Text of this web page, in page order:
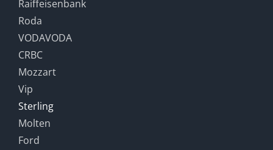
Raiffeisenbank
Roda
VODAVODA
CRBC
Mozzart
Vip
Sterling
Molten
Ford